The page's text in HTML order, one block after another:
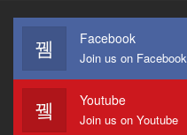
Facebook
Join us on Facebook
Youtube
Join us on Youtube